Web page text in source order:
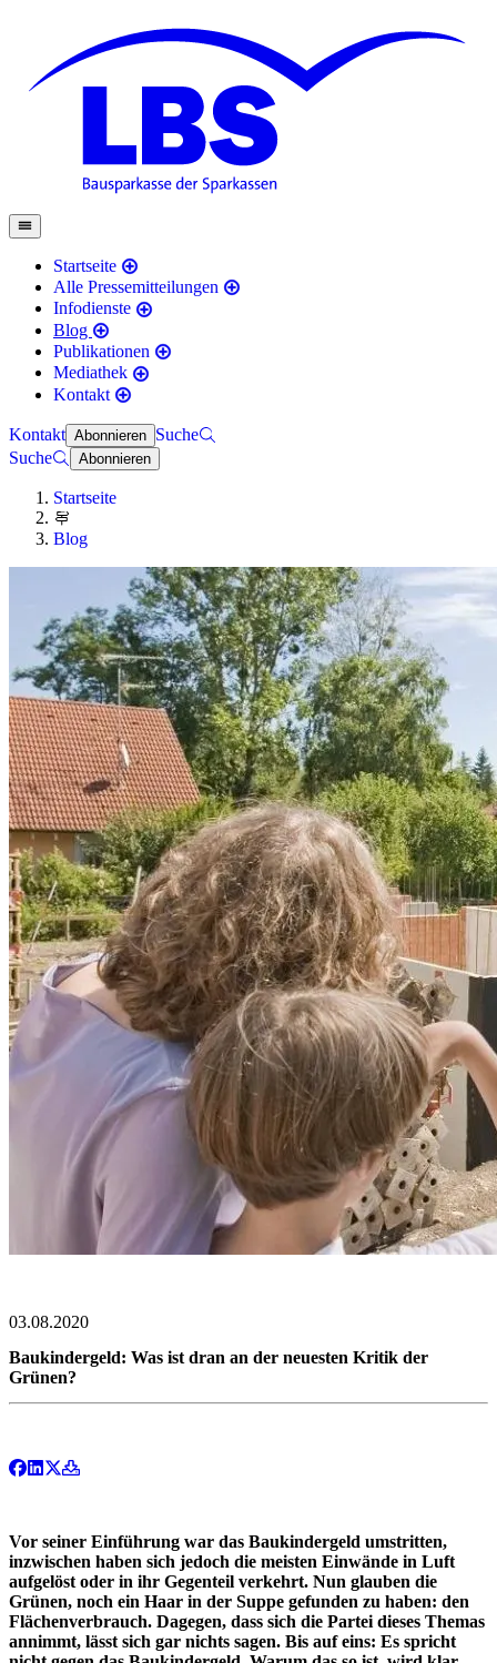
Startseite
Alle Pressemitteilungen
Infodienste
Blog
Publikationen
Mediathek
Kontakt
Kontakt Abonnieren Suche
Suche
Abonnieren
Startseite
Blog
03.08.2020
Baukindergeld: Was ist dran an der neuesten Kritik der
Grünen?
Vor seiner Einführung war das Baukindergeld umstritten,
inzwischen haben sich jedoch die meisten Einwände in Luft
aufgelöst oder in ihr Gegenteil verkehrt. Nun glauben die
Grünen, noch ein Haar in der Suppe gefunden zu haben: den
Flächenverbrauch. Dagegen, dass sich die Partei dieses Themas
annimmt, lässt sich gar nichts sagen. Bis auf eins: Es spricht